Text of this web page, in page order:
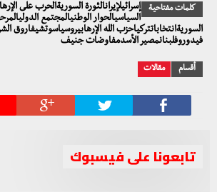
كلمات مفتاحية
إسرائيلإيرانالثورة السوريةالحرب على
السياسيالحوار الوطنيالمجتمع
السوريةانتخاباتتركياحزب الله الإرهابيروسياسوتشيفاروق
فيدوروفلبنانمصير الأسدمفاوضات جنيف
أقسام مقالات
تابعونا على فيسبوك